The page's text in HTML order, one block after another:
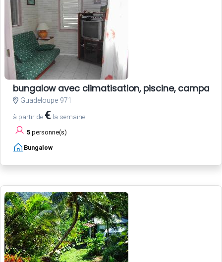
bungalow avec climatisation, piscine,
Guadeloupe 971
à partir de € la semaine
5 personne(s)
Bungalow